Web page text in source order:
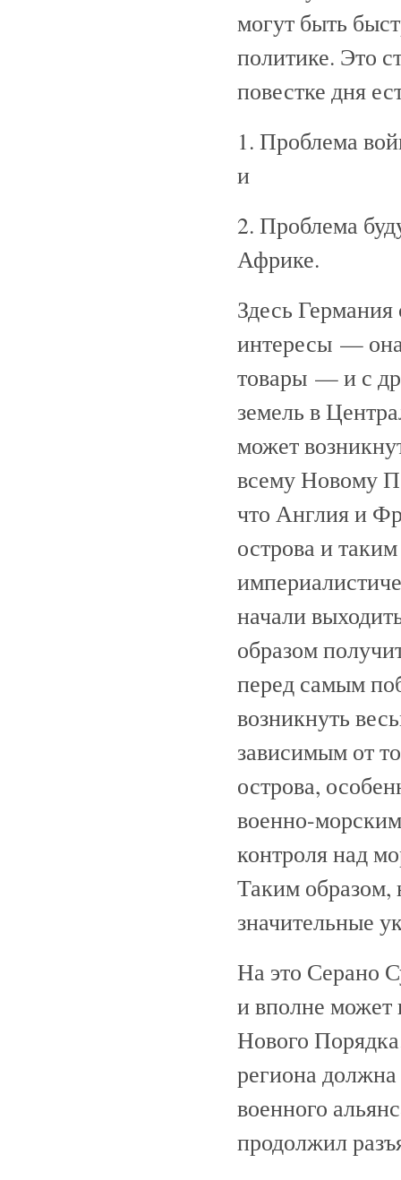
могут быть
политике. Это
повестке дня
1. Проблема
и
2. Проблема
Африке.
Здесь
интересы — она
товары — и с
земель в
может
всему Новому
что Англия и
острова и
начали
образом
перед самым
возникнуть
зависимым от
острова,
военно-
контроля над
Таким образом,
значительные
На это Серано
и вполне может
Нового
региона
военного
продолжил